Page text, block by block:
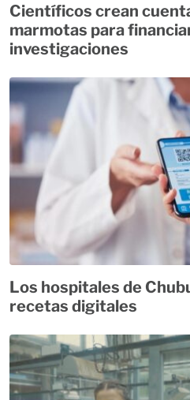
Científicos crean
marmotas para
investigaciones
Los hospitales de
recetas digitales